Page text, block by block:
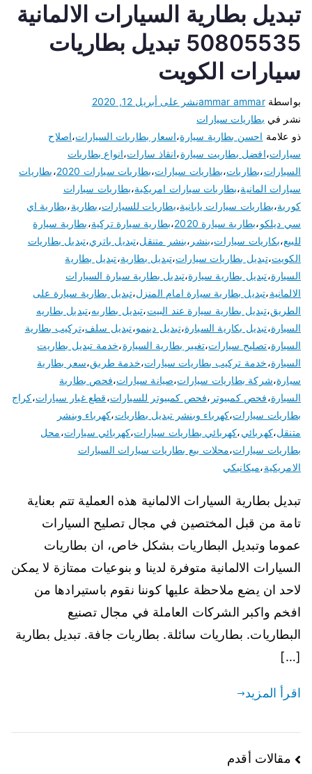
تبديل بطارية السيارات الالمانية
50805535 تبديل بطاريات
سيارات الكويت
بواسطةammar ammarنشر على أبريل 12, 2020
نشر في بطاريات سيارات
ذو علامة احسن بطارية سيارة،اسعار بطاريات السيارات،اصلاح
سيارات،افضل بطاريت سيارة،انقاذ سارات،انواع بطاريات
السيارات،بطاريات،بطاريات سيارات،بطاريات سيارات 2020 ،بطاريات
سيارات المانية،بطاريات سيارات امريكية،بطاريات سيارات
كورية،بطاريات سيارات يابانية،بطاريات للسيارات،بطارية،بطارية اي
سي ديلكو،بطارية سيارة 2020 ،بطارية سيارة تركية،بطارية سيارة
للبيع،بكاريات سيارات،بنشر ،بنشر متنقل،تبديل باتري،تبديل بطاريات
الكويت،تبديل بطاريات سيارات،تبديل بطارية،تبديل بطارية
السيارة،تبديل بطارية سيارة،تبديل بطارية سيارة السيارات
الالمانية،تبديل بطارية سيارة امام المنزل،تبديل بطارية سيارة على
الطريق،تبديل بطارية سيارة عند البيت،تبديل بطاريه،تبديل بطاريه
السيارة،تبديل بكارية السيارة،تبديل دينمو،تبديل سلف،تركيب بطارية
السيارة،تصليح سيارات،تغيير بطارية السيارة،خدمة تبديل بطاريت
السيارة،خدمة تركيب بطاريات سيارات،خدمة طريق،سعر بطارية
سيارة،شركة بطاريات سيارات،صيانة سيارات،فحص بطارية
السيارة،فحص كمبيوتر ،فحص كمبيوتر للسيارات،قطع غيار سيارات،كراج
بطاريات سيارات،كهرباء وبنشر تبديل بطاريات،كهرباء وبنشر
متنقل،كهربائي،كهربائي بطاريات سيارات،كهربائي سيارات،محل
بطاريات سيارات،محلات بيع بطاريات سيارات السيارات
الامريكية،ميكانيكي
تبديل بطارية السيارات الالمانية هذه العملية تتم بعناية
تامة من قبل المختصين في مجال تصليح السيارات
عموما وتبديل البطاريات بشكل خاص، ان بطاريات
السيارات الالمانية متوفرة لدينا و بنوعيات ممتازة لا يمكن
لاحد ان يضع ملاحظة عليها كوننا نقوم باستيرادها من
افخم واكبر الشركات العاملة في مجال تصنيع
البطاريات. بطاريات سائلة. بطاريات جافة. تبديل بطارية
[…]
اقرأ المزيد
تصفّح
مقالات أقدم